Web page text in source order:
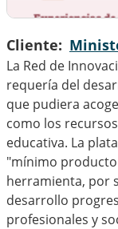
Cliente
La Red de
requería del
que pudiera
como los
educativa. La
"mínimo
herramienta, por
desarrollo
profesionales y